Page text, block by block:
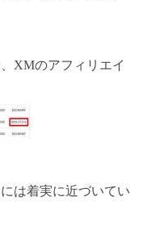
XMのアフィリエイ
は着実に近づいてい